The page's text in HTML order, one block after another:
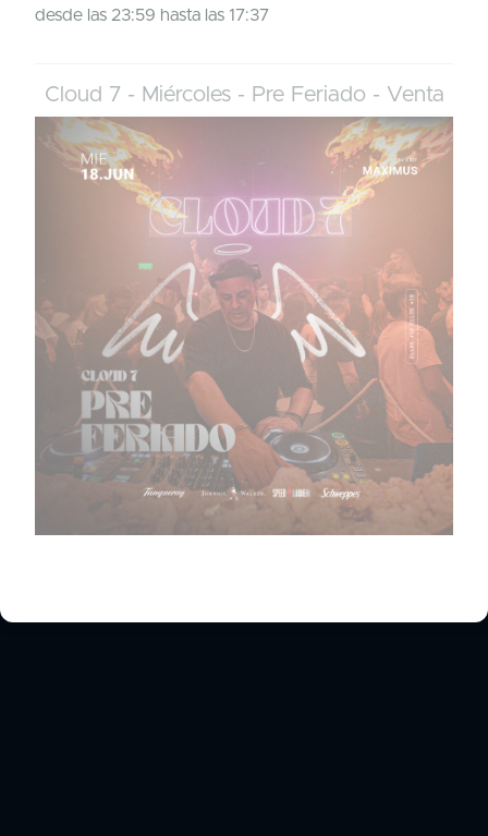
desde las 23:59 hasta las 17:37
Cloud 7 - Miércoles - Pre Feriado - Venta